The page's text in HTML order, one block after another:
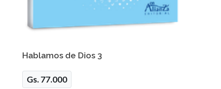
Hablamos de Dios 3
Gs. 77.000